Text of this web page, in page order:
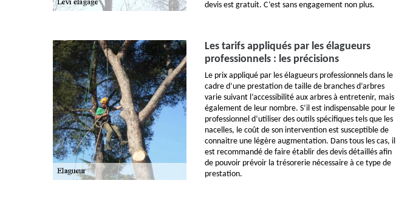
devis est gratuit. C’est sans engagement non plus.
Les tarifs appliqués par les élagueurs
professionnels : les précisions
Le prix appliqué par les élagueurs professionnels dans le
cadre d’une prestation de taille de branches d’arbres
varie suivant l’accessibilité aux arbres à entretenir, mais
également de leur nombre. S’il est indispensable pour le
professionnel d’utiliser des outils spécifiques tels que les
nacelles, le coût de son intervention est susceptible de
connaitre une légère augmentation. Dans tous les cas, il
est recommandé de faire établir des devis détaillés afin
de pouvoir prévoir la trésorerie nécessaire à ce type de
prestation.